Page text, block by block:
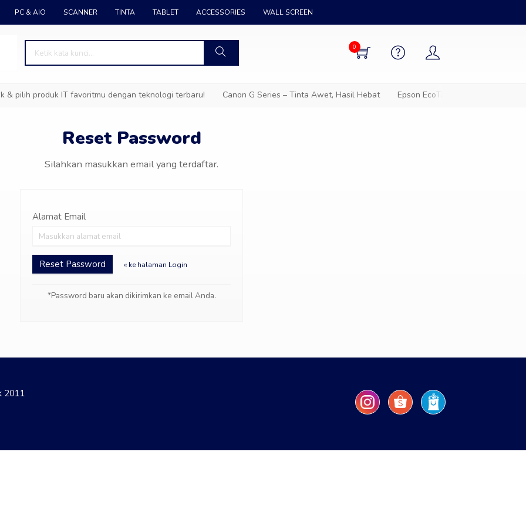
PC & AIO SCANNER TINTA TABLET ACCESSORIES WALL SCREEN
0
pilih produk IT favoritmu dengan teknologi terbaru! Canon G Series – Tinta Awet, Hasil Hebat Epson EcoTank – Solusi cetak
Reset Password
Silahkan masukkan email yang terdaftar.
Alamat Email
Reset Password « ke halaman Login
*Password baru akan dikirimkan ke email Anda.
2011